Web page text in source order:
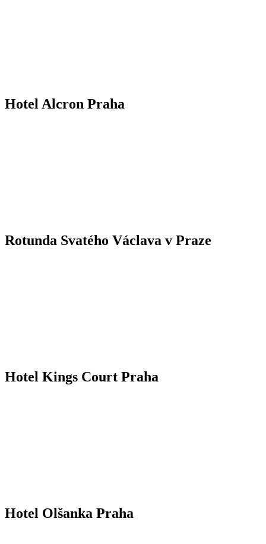
Hotel Alcron Praha
Rotunda Svatého Václava v Praze
Hotel Kings Court Praha
Hotel Olšanka Praha